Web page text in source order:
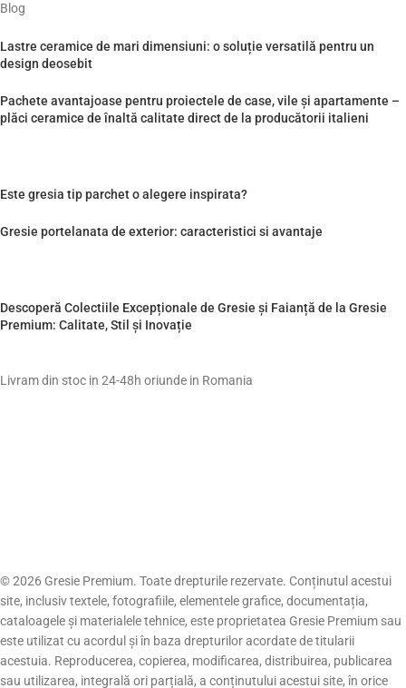
Blog
Lastre ceramice de mari dimensiuni: o soluție versatilă pentru un
design deosebit
Pachete avantajoase pentru proiectele de case, vile și apartamente –
plăci ceramice de înaltă calitate direct de la producătorii italieni
Este gresia tip parchet o alegere inspirata?
Gresie portelanata de exterior: caracteristici si avantaje
Descoperă Colectiile Excepționale de Gresie și Faianță de la Gresie
Premium: Calitate, Stil și Inovație
Livram din stoc in 24-48h oriunde in Romania
© 2026 Gresie Premium. Toate drepturile rezervate. Conținutul acestui
site, inclusiv textele, fotografiile, elementele grafice, documentația,
cataloagele și materialele tehnice, este proprietatea Gresie Premium sau
este utilizat cu acordul și în baza drepturilor acordate de titularii
acestuia. Reproducerea, copierea, modificarea, distribuirea, publicarea
sau utilizarea, integrală ori parțială, a conținutului acestui site, în orice